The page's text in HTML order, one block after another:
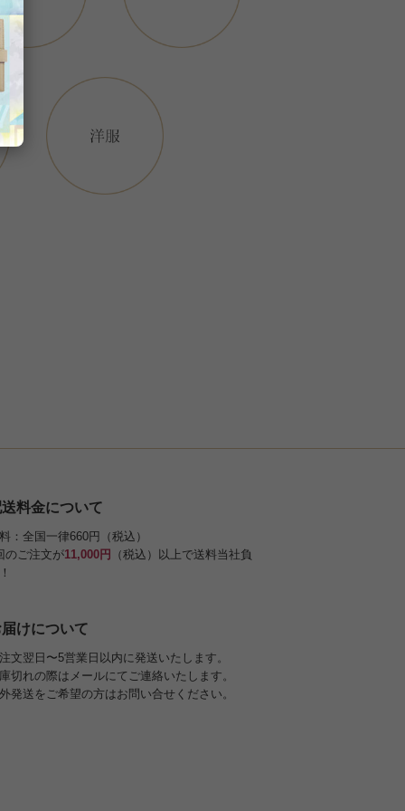
料金について
：全国一律660円（税込）
のご注文が11,000円
（税込）以上で送料当社負
けについて
文翌日〜5営業日以内に発送いたします。
切れの際はメールにてご連絡いたします。
発送をご希望の方はお問い合せください。